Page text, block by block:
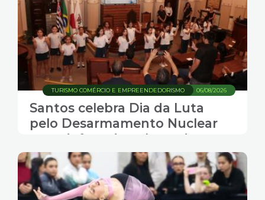
06/08/2026
TURISMO COMÉRCIO E EMPREENDEDORISMO
Santos celebra Dia da Luta
pelo Desarmamento Nuclear
com defesa da cultura de paz